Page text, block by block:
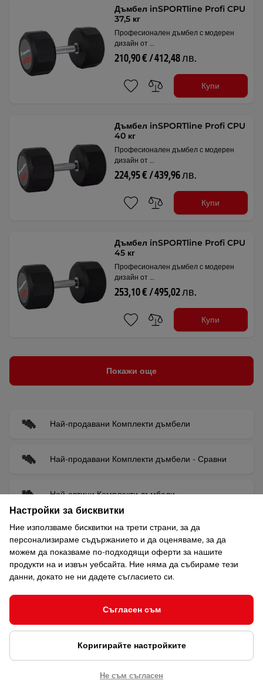
Дъмбел inSPORTline Profi CPU
37,5 кг
Професионален дъмбел с модерен
дизайн от …
210,90 € / 412,48 лв.
Купи
Дъмбел inSPORTline Profi CPU
40 кг
Професионален дъмбел с модерен
дизайн от …
224,95 € / 439,96 лв.
Купи
Дъмбел inSPORTline Profi CPU
45 кг
Професионален дъмбел с модерен
дизайн от …
253,10 € / 495,02 лв.
Купи
Покажи още
Най-продавани Комплекти дъмбели
Най-продавани Комплекти дъмбели - Сравни
Най-евтини Комплекти дъмбели
Най-евтини Комплекти дъмбели - Сравни
Защо да купите от нас? Повече ползи
официални
вносители
Ние разчитаме на
висококачествени продукти
Настройки за бисквитки
Ние използваме бисквитки на трети страни, за да
персонализираме съдържанието и да оценяваме, за да
можем да показваме по-подходящи оферти за нашите
продукти на и извън уебсайта. Ние няма да събираме тези
данни, докато не ни дадете съгласието си.
Съгласен съм
Коригирайте настройките
Не съм съгласен